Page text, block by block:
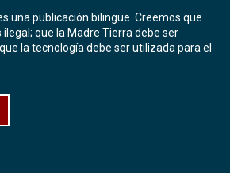
una publicación bilingüe. Creemos que
que la Madre Tierra debe ser
la tecnología debe ser utilizada para el